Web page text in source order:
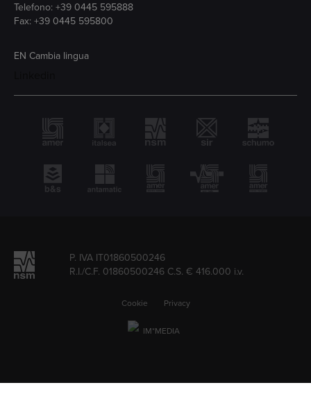
Telefono: +39 0445 595888
Fax: +39 0445 595800
EN Cambia lingua
P. IVA IT01860500246
R.I./C.F. 01860500246 C.S. € 416.000 i.v.
Cookie Privacy